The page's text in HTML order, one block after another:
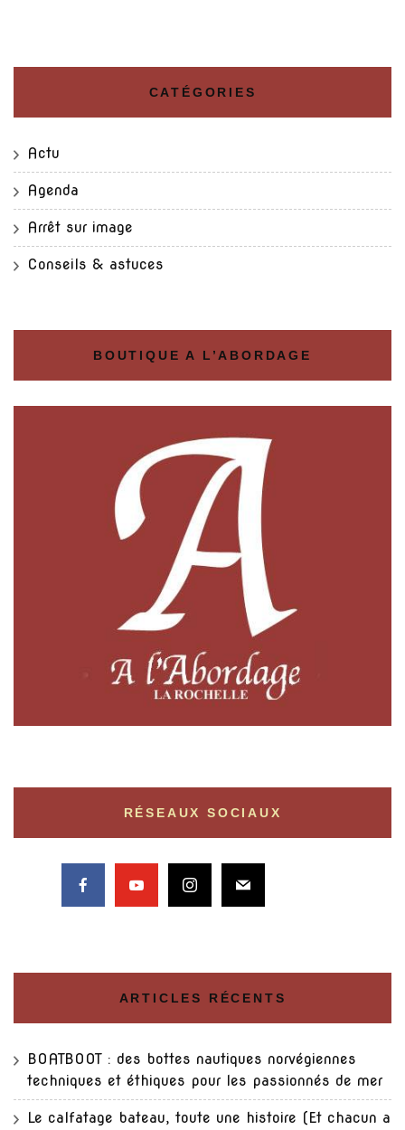
CATÉGORIES
Actu
Agenda
Arrêt sur image
Conseils & astuces
BOUTIQUE A L’ABORDAGE
RÉSEAUX SOCIAUX
ARTICLES RÉCENTS
BOATBOOT : des bottes nautiques norvégiennes
techniques et éthiques pour les passionnés de mer
Le calfatage bateau, toute une histoire (Et chacun a